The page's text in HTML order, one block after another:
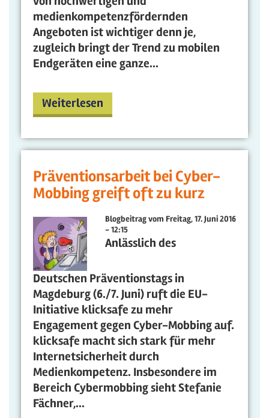
medienkompetenzfördernden
Angeboten ist wichtiger denn je,
zugleich bringt der Trend zu mobilen
Endgeräten eine ganze...
Weiterlesen
Präventionsarbeit bei Cyber-
Mobbing greift oft zu kurz
Blogbeitrag vom Freitag, 17. Juni 2016
- 12:15
Anlässlich des
Deutschen Präventionstags in
Magdeburg (6./7. Juni) ruft die EU-
Initiative klicksafe zu mehr
Engagement gegen Cyber-Mobbing auf.
klicksafe macht sich stark für mehr
Internetsicherheit durch
Medienkompetenz. Insbesondere im
Bereich Cybermobbing sieht Stefanie
Fächner,...